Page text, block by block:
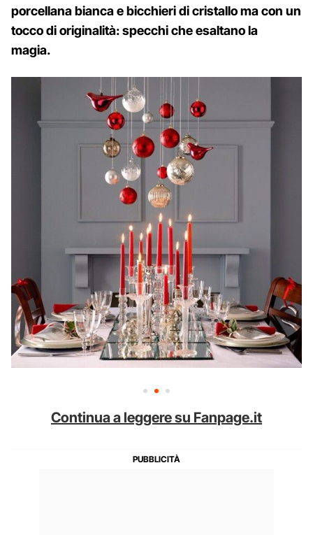
porcellana bianca e bicchieri di cristallo ma con un
tocco di originalità: specchi che esaltano la
magia.
Continua a leggere su Fanpage.it